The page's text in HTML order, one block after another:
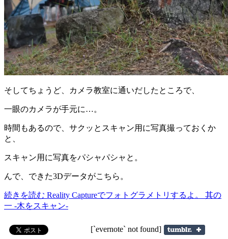
そしてちょうど、カメラ教室に通いだしたところで、
一眼のカメラが手元に…。
時間もあるので、サクッとスキャン用に写真撮っておくか
と、
スキャン用に写真をパシャパシャと。
んで、できた3Dデータがこちら。
続きを読む Reality Captureでフォトグラメトリするよ。 其の
一 -木をスキャン-
[`evernote` not found]